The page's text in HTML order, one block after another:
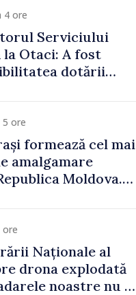
4 ore
Serviciului
la Otaci: A fost
dotării
ore
formează cel mai
amalgamare
Moldova.
ore
Naționale al
drona explodată
noastre nu au